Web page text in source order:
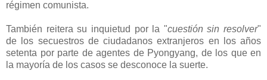
régimen comunista.
También reitera su inquietud por la "cuestión sin resolver"
de los secuestros de ciudadanos extranjeros en los años
setenta por parte de agentes de Pyongyang, de los que en
la mayoría de los casos se desconoce la suerte.